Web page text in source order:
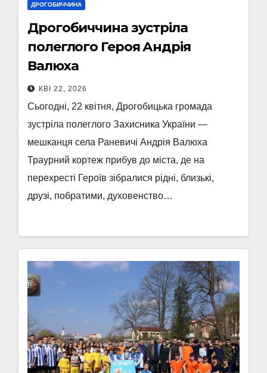
ДРОГОБИЧЧИНА
Дрогобиччина зустріла
полеглого Героя Андрія
Валюха
КВІ 22, 2026
Сьогодні, 22 квітня, Дрогобицька громада
зустріла полеглого Захисника України —
мешканця села Раневичі Андрія Валюха
Траурний кортеж прибув до міста, де на
перехресті Героїв зібралися рідні, близькі,
друзі, побратими, духовенство…